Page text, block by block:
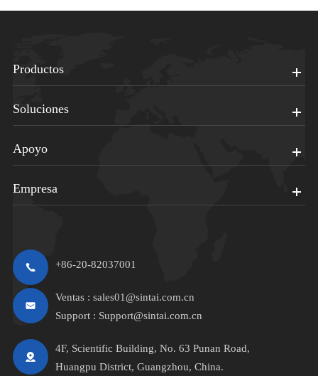
Productos
Soluciones
Apoyo
Empresa
+86-20-82037001
Ventas : sales01@sintai.com.cn
Support : Support@sintai.com.cn
4F, Scientific Building, No. 63 Punan Road,
Huangpu District, Guangzhou, China.